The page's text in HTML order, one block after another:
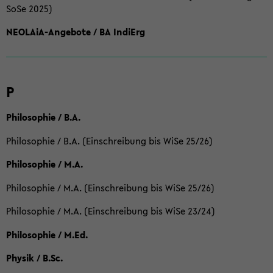
SoSe 2025)
NEOLAiA-Angebote / BA IndiErg
P
Philosophie / B.A.
Philosophie / B.A. (Einschreibung bis WiSe 25/26)
Philosophie / M.A.
Philosophie / M.A. (Einschreibung bis WiSe 25/26)
Philosophie / M.A. (Einschreibung bis WiSe 23/24)
Philosophie / M.Ed.
Physik / B.Sc.